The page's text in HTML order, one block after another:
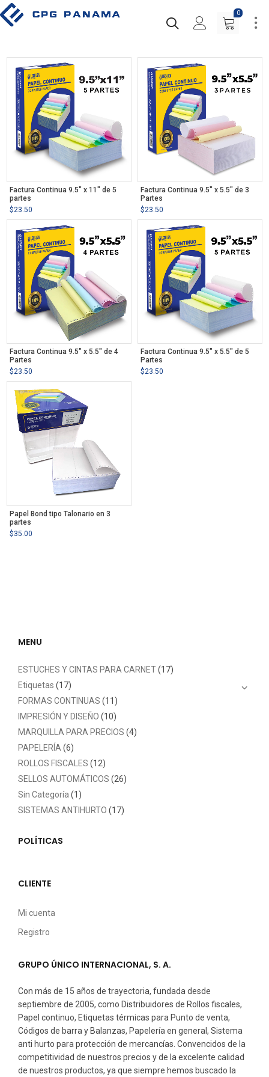
0
Factura Continua 9.5″ x 11″ de 5
partes
$23.50
Factura Continua 9.5″ x 5.5″ de 3
Partes
$23.50
Factura Continua 9.5″ x 5.5″ de 4
Partes
$23.50
Factura Continua 9.5″ x 5.5″ de 5
Partes
$23.50
Papel Bond tipo Talonario en 3
partes
$35.00
MENU
ESTUCHES Y CINTAS PARA CARNET(17)
Etiquetas (17)
FORMAS CONTINUAS (11)
IMPRESIÓN Y DISEÑO (10)
MARQUILLA PARA PRECIOS (4)
PAPELERÍA (6)
ROLLOS FISCALES (12)
SELLOS AUTOMÁTICOS (26)
Sin Categoría (1)
SISTEMAS ANTIHURTO (17)
POLÍTICAS
CLIENTE
Mi cuenta
Registro
GRUPO ÚNICO INTERNACIONAL, S. A.
Con más de 15 años de trayectoria, fundada desde
septiembre de 2005, como Distribuidores de Rollos fiscales,
Papel continuo, Etiquetas térmicas para Punto de venta,
Códigos de barra y Balanzas, Papelería en general, Sistema
anti hurto para protección de mercancías. Convencidos de la
competitividad de nuestros precios y de la excelente calidad
de nuestros productos, ya que siempre hemos buscado la